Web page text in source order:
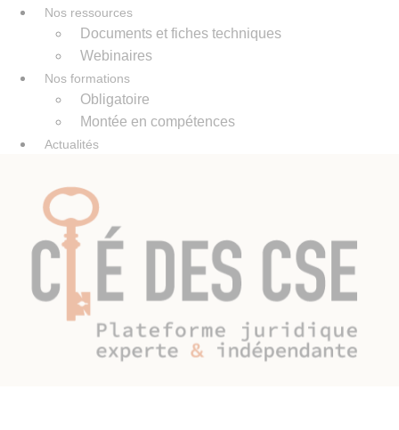
Nos ressources
Documents et fiches techniques
Webinaires
Nos formations
Obligatoire
Montée en compétences
Actualités